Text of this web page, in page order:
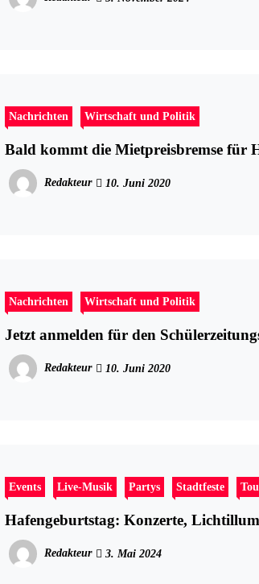
Nachrichten Wirtschaft und Politik
Bald kommt die Mietpreisbremse für
Redakteur 10. Juni 2020
Nachrichten Wirtschaft und Politik
Jetzt anmelden für den
Redakteur 10. Juni 2020
Events Live-Musik Partys Stadtfeste
Hafengeburtstag: Konzerte,
Redakteur 3. Mai 2024